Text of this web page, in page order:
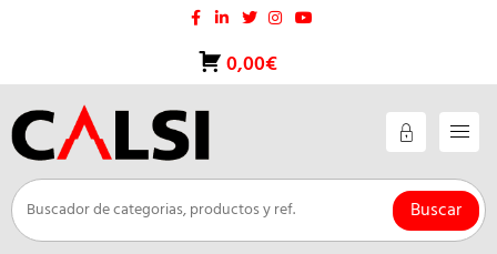
0,00€
Buscar